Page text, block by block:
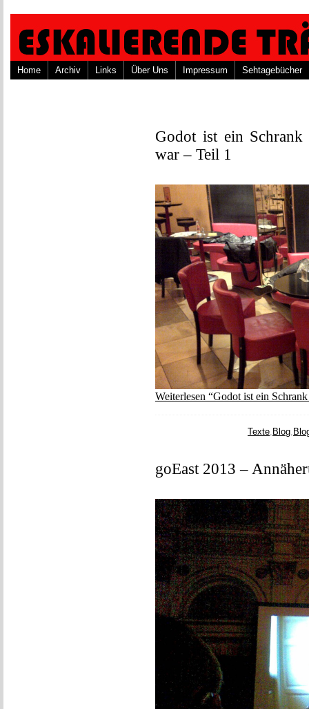
Home Archiv Links Über Uns Impressum Sehtagebücher
Godot ist ein
war – Teil 1
Weiterlesen “Godot ist ein
Texte, Blog,
goEast 2013 –